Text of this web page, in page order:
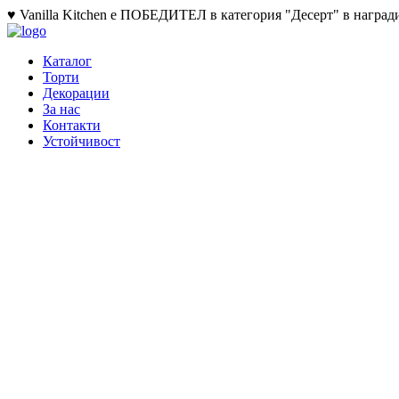
♥ Vanilla Kitchen е ПОБЕДИТЕЛ в категория "Десерт" в
Каталог
Торти
Декорации
За нас
Контакти
Устойчивост